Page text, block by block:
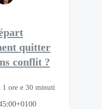
quitter
conflit ?
1 ore e 30 minuti